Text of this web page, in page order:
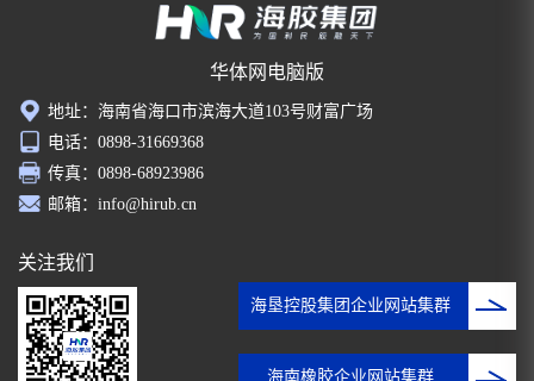
华体网电脑版
地址：海南省海口市滨海大道103号财富广场
电话：0898-31669368
传真：0898-68923986
邮箱：info@hirub.cn
关注我们
海垦控股集团企业网站集群
海南橡胶企业网站集群